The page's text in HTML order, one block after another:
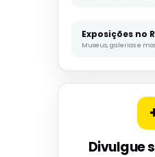
Exposições no
Museus, galerias e
Divulgue